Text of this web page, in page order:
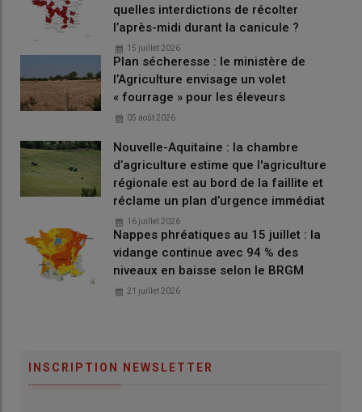
le montant unitaire de l'aide PAC ovine de basepasse à
21,56 euros par animal primé (contre 21 annoncé
précédemment)
le montant unitaire de l'aide PAC ovine
complémentairepour les élevages ovins détenus par
des
nouveaux producteurs passe à 6,57 euros par animal
primé (contre 6 euros précédemment)
Lire aussi : Avances sur les aides PAC 2025 : quels
sont les montants pour les aides couplées
animales ?
Lire aussi : Telepac 2026 : un mois pour demander
Quels montants de l’aide PAC 2025 caprine
quelles interdictions de récolter
l’après-midi durant la canicule ?
15 juillet 2026
Plan sécheresse : le ministère de
l’Agriculture envisage un volet
« fourrage » pour les éleveurs
05 août 2026
Nouvelle-Aquitaine : la chambre
d’agriculture estime que l'agriculture
régionale est au bord de la faillite et
réclame un plan d’urgence immédiat
16 juillet 2026
Nappes phréatiques au 15 juillet : la
vidange continue avec 94 % des
niveaux en baisse selon le BRGM
21 juillet 2026
INSCRIPTION NEWSLETTER